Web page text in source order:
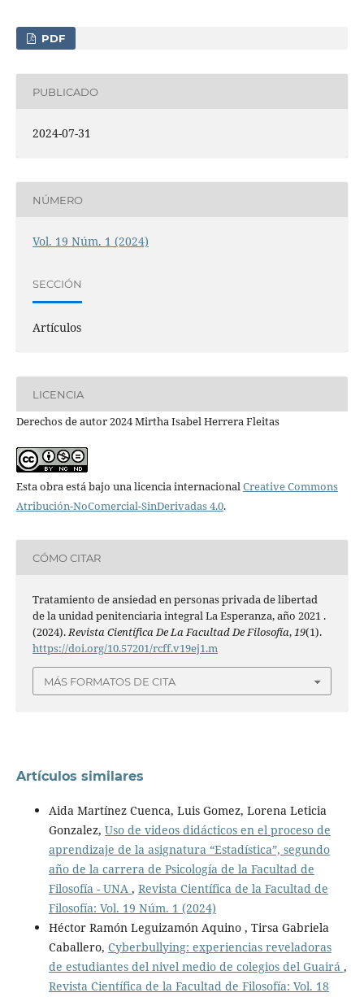
PDF
PUBLICADO
2024-07-31
NÚMERO
Vol. 19 Núm. 1 (2024)
SECCIÓN
Artículos
LICENCIA
Derechos de autor 2024 Mirtha Isabel Herrera Fleitas
Esta obra está bajo una licencia internacionalCreative Commons
Atribución-NoComercial-SinDerivadas 4.0.
CÓMO CITAR
Tratamiento de ansiedad en personas privada de libertad
de la unidad penitenciaria integral La Esperanza, año 2021 .
(2024).Revista Científica De La Facultad De Filosofía,19(1).
https://doi.org/10.57201/rcff.v19ej1.m
MÁS FORMATOS DE CITA
Artículos similares
Aida Martínez Cuenca, Luis Gomez, Lorena Leticia
Gonzalez, Uso de videos didácticos en el proceso de
aprendizaje de la asignatura “Estadística”, segundo
año de la carrera de Psicología de la Facultad de
Filosofía - UNA , Revista Científica de la Facultad de
Filosofía: Vol. 19 Núm. 1 (2024)
Héctor Ramón Leguizamón Aquino , Tirsa Gabriela
Caballero, Cyberbullying: experiencias reveladoras
de estudiantes del nivel medio de colegios del Guairá ,
Revista Científica de la Facultad de Filosofía: Vol. 18